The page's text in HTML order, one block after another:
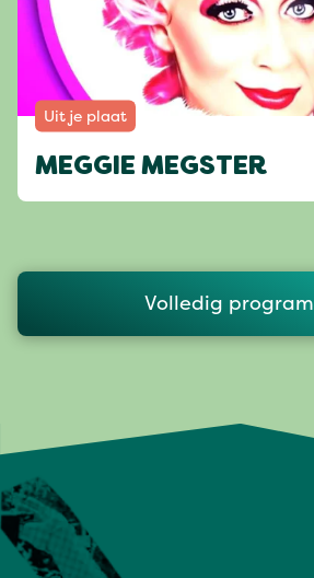
Uit je plaat
MEGGIE MEGSTER
Volledig